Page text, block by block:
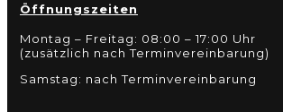
Öffnungszeiten
Montag – Freitag: 08:00 – 17:00 Uhr
(zusätzlich nach Terminvereinbarung)
Samstag: nach Terminvereinbarung